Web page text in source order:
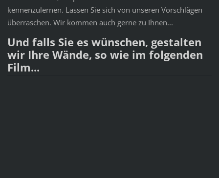
kennenzulernen. Lassen Sie sich von unseren Vorschlägen
überraschen. Wir kommen auch gerne zu Ihnen...
Und falls Sie es wünschen, gestalten
wir Ihre Wände, so wie im folgenden
Film...